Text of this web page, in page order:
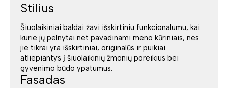
Stilius
Šiuolaikiniai baldai žavi išskirtiniu funkcionalumu, kai
kurie jų pelnytai net pavadinami meno kūriniais, nes
jie tikrai yra išskirtiniai, originalūs ir puikiai
atliepiantys į šiuolaikinių žmonių poreikius bei
gyvenimo būdo ypatumus.
Fasadas